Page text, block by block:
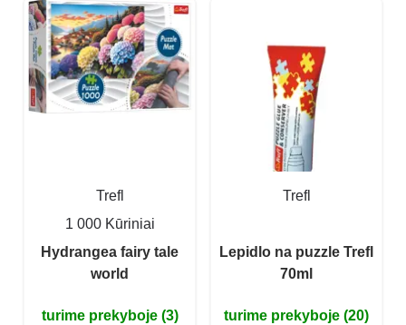
Trefl
1 000 Kūriniai
Hydrangea fairy tale
world
turime prekyboje (3)
Trefl
Lepidlo na puzzle Trefl
70ml
turime prekyboje (20)